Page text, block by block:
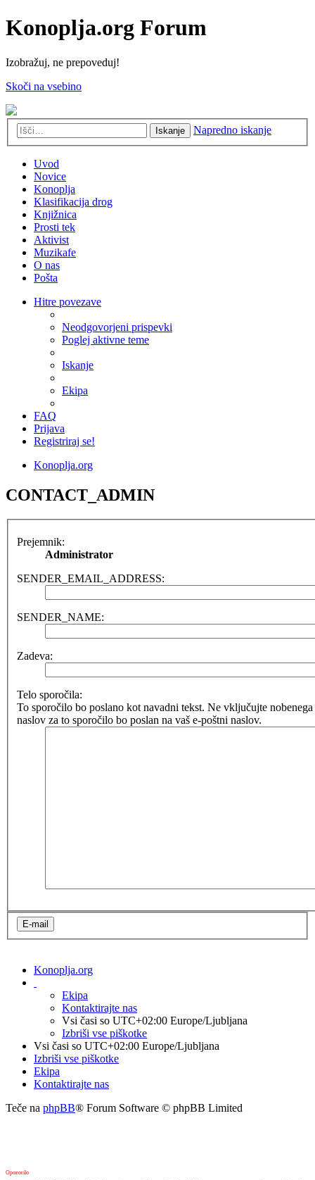
Konoplja.org Forum
Izobražuj, ne prepoveduj!
Skoči na vsebino
Iskanje Napredno iskanje
Uvod
Novice
Konoplja
Klasifikacija drog
Knjižnica
Prosti tek
Aktivist
Muzikafe
O nas
Pošta
Hitre povezave
Neodgovorjeni prispevki
Poglej aktivne teme
Iskanje
Ekipa
FAQ
Prijava
Registriraj se!
Konoplja.org
CONTACT_ADMIN
Prejemnik:
Administrator
SENDER_EMAIL_ADDRESS:
SENDER_NAME:
Zadeva:
Telo sporočila:
To sporočilo bo poslano kot navadni tekst. Ne vključujte
naslov za to sporočilo bo poslan na vaš e-poštni naslov.
Konoplja.org
Ekipa
Kontaktirajte nas
Vsi časi so UTC+02:00 Europe/Ljubljana
Izbriši vse piškotke
Vsi časi so UTC+02:00 Europe/Ljubljana
Izbriši vse piškotke
Ekipa
Kontaktirajte nas
Teče na phpBB® Forum Software © phpBB Limited
Opozorilo